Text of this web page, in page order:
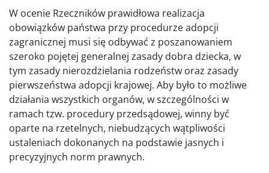
W ocenie Rzeczników prawidłowa realizacja
obowiązków państwa przy procedurze adopcji
zagranicznej musi się odbywać z poszanowaniem
szeroko pojętej generalnej zasady dobra dziecka, w
tym zasady nierozdzielania rodzeństw oraz zasady
pierwszeństwa adopcji krajowej. Aby było to możliwe
działania wszystkich organów, w szczególności w
ramach tzw. procedury przedsądowej, winny być
oparte na rzetelnych, niebudzących wątpliwości
ustaleniach dokonanych na podstawie jasnych i
precyzyjnych norm prawnych.